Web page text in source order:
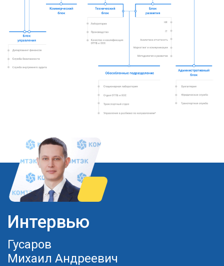
Интервью
Гусаров
Михаил Андреевич